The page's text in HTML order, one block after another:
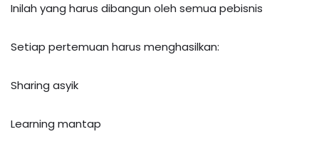
Inilah yang harus dibangun oleh semua pebisnis
Setiap pertemuan harus menghasilkan:
Sharing asyik
Learning mantap